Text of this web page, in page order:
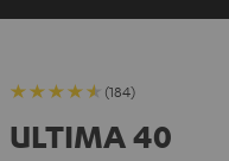
(184)
ULTIMA 40